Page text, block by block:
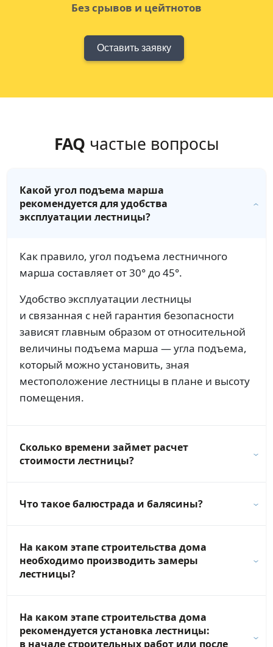
Без срывов и цейтнотов
Оставить заявку
FAQ частые вопросы
Какой угол подъема марша
рекомендуется для удобства
эксплуатации лестницы?
Как правило, угол подъема лестничного
марша составляет от 30° до 45°.
Удобство эксплуатации лестницы
и связанная с ней гарантия безопасности
зависят главным образом от относительной
величины подъема марша — угла подъема,
который можно установить, зная
местоположение лестницы в плане и высоту
помещения.
Сколько времени займет расчет
стоимости лестницы?
Что такое балюстрада и балясины?
На каком этапе строительства дома
необходимо производить замеры
лестницы?
На каком этапе строительства дома
рекомендуется установка лестницы:
в начале строительных работ или после